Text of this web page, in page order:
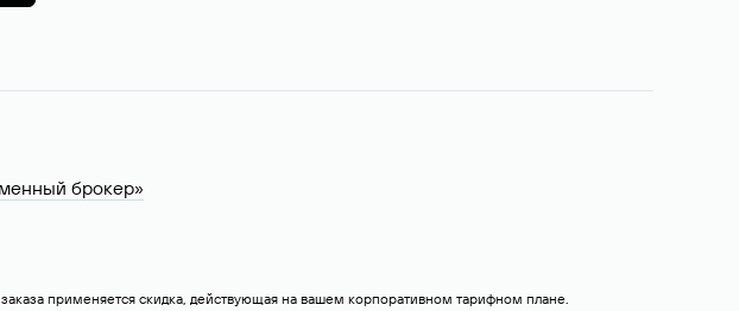
брокер»
применяется скидка, действующая на вашем корпоративном тарифном плане.